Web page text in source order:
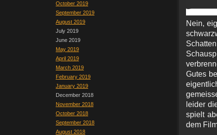
October 2019
September 2019
August 2019
July 2019
June 2019
May 2019
April 2019
March 2019
February 2019
January 2019
December 2018
November 2018
October 2018
September 2018
August 2018
Nein,
Gutes
leider
spielt
dem